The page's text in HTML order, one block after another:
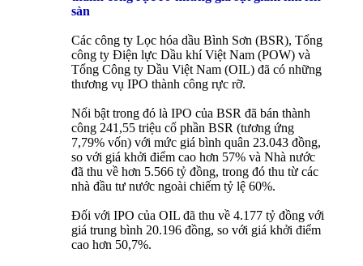
sàn
Các công ty Lọc hóa dầu Bình Sơn (BSR), Tổng
công ty Điện lực Dầu khí Việt Nam (POW) và
Tổng Công ty Dầu Việt Nam (OIL) đã có những
thương vụ IPO thành công rực rỡ.
Nổi bật trong đó là IPO của BSR đã bán thành
công 241,55 triệu cổ phần BSR (tương ứng
7,79% vốn) với mức giá bình quân 23.043 đồng,
so với giá khởi điểm cao hơn 57% và Nhà nước
đã thu về hơn 5.566 tỷ đồng, trong đó thu từ các
nhà đầu tư nước ngoài chiếm tỷ lệ 60%.
Đối với IPO của OIL đã thu về 4.177 tỷ đồng với
giá trung bình 20.196 đồng, so với giá khởi điểm
cao hơn 50,7%.